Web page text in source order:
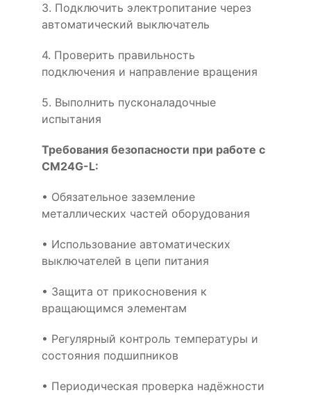
3. Подключить электропитание через
автоматический выключатель
4. Проверить правильность
подключения и направление вращения
5. Выполнить пусконаладочные
испытания
Требования безопасности при работе с
CM24G-L:
• Обязательное заземление
металлических частей оборудования
• Использование автоматических
выключателей в цепи питания
• Защита от прикосновения к
вращающимся элементам
• Регулярный контроль температуры и
состояния подшипников
• Периодическая проверка надёжности